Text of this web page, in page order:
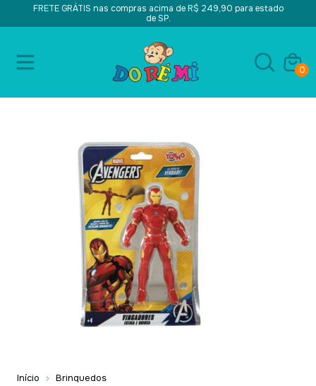
FRETE GRÁTIS nas compras acima de R$ 249,90 para estado
de SP.
0
Início Brinquedos